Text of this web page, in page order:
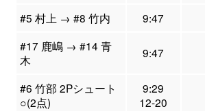
#5 村上 → #8 竹内
9:47
#17 鹿嶋 → #14 青
木
9:47
#6 竹部 2Pシュート
○(2点)
9:29
12-20